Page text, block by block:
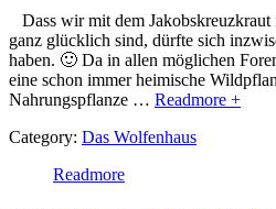
Dass wir mit dem Jakobskreuzkraut
ganz glücklich sind, dürfte sich
haben. 🙂 Da in allen möglichen
eine schon immer heimische
Nahrungspflanze … Readmore +
Category: Das Wolfenhaus
Readmore